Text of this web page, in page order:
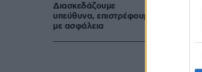
Διασκεδάζουμε
υπεύθυνα, επιστρέφουμε
με ασφάλεια